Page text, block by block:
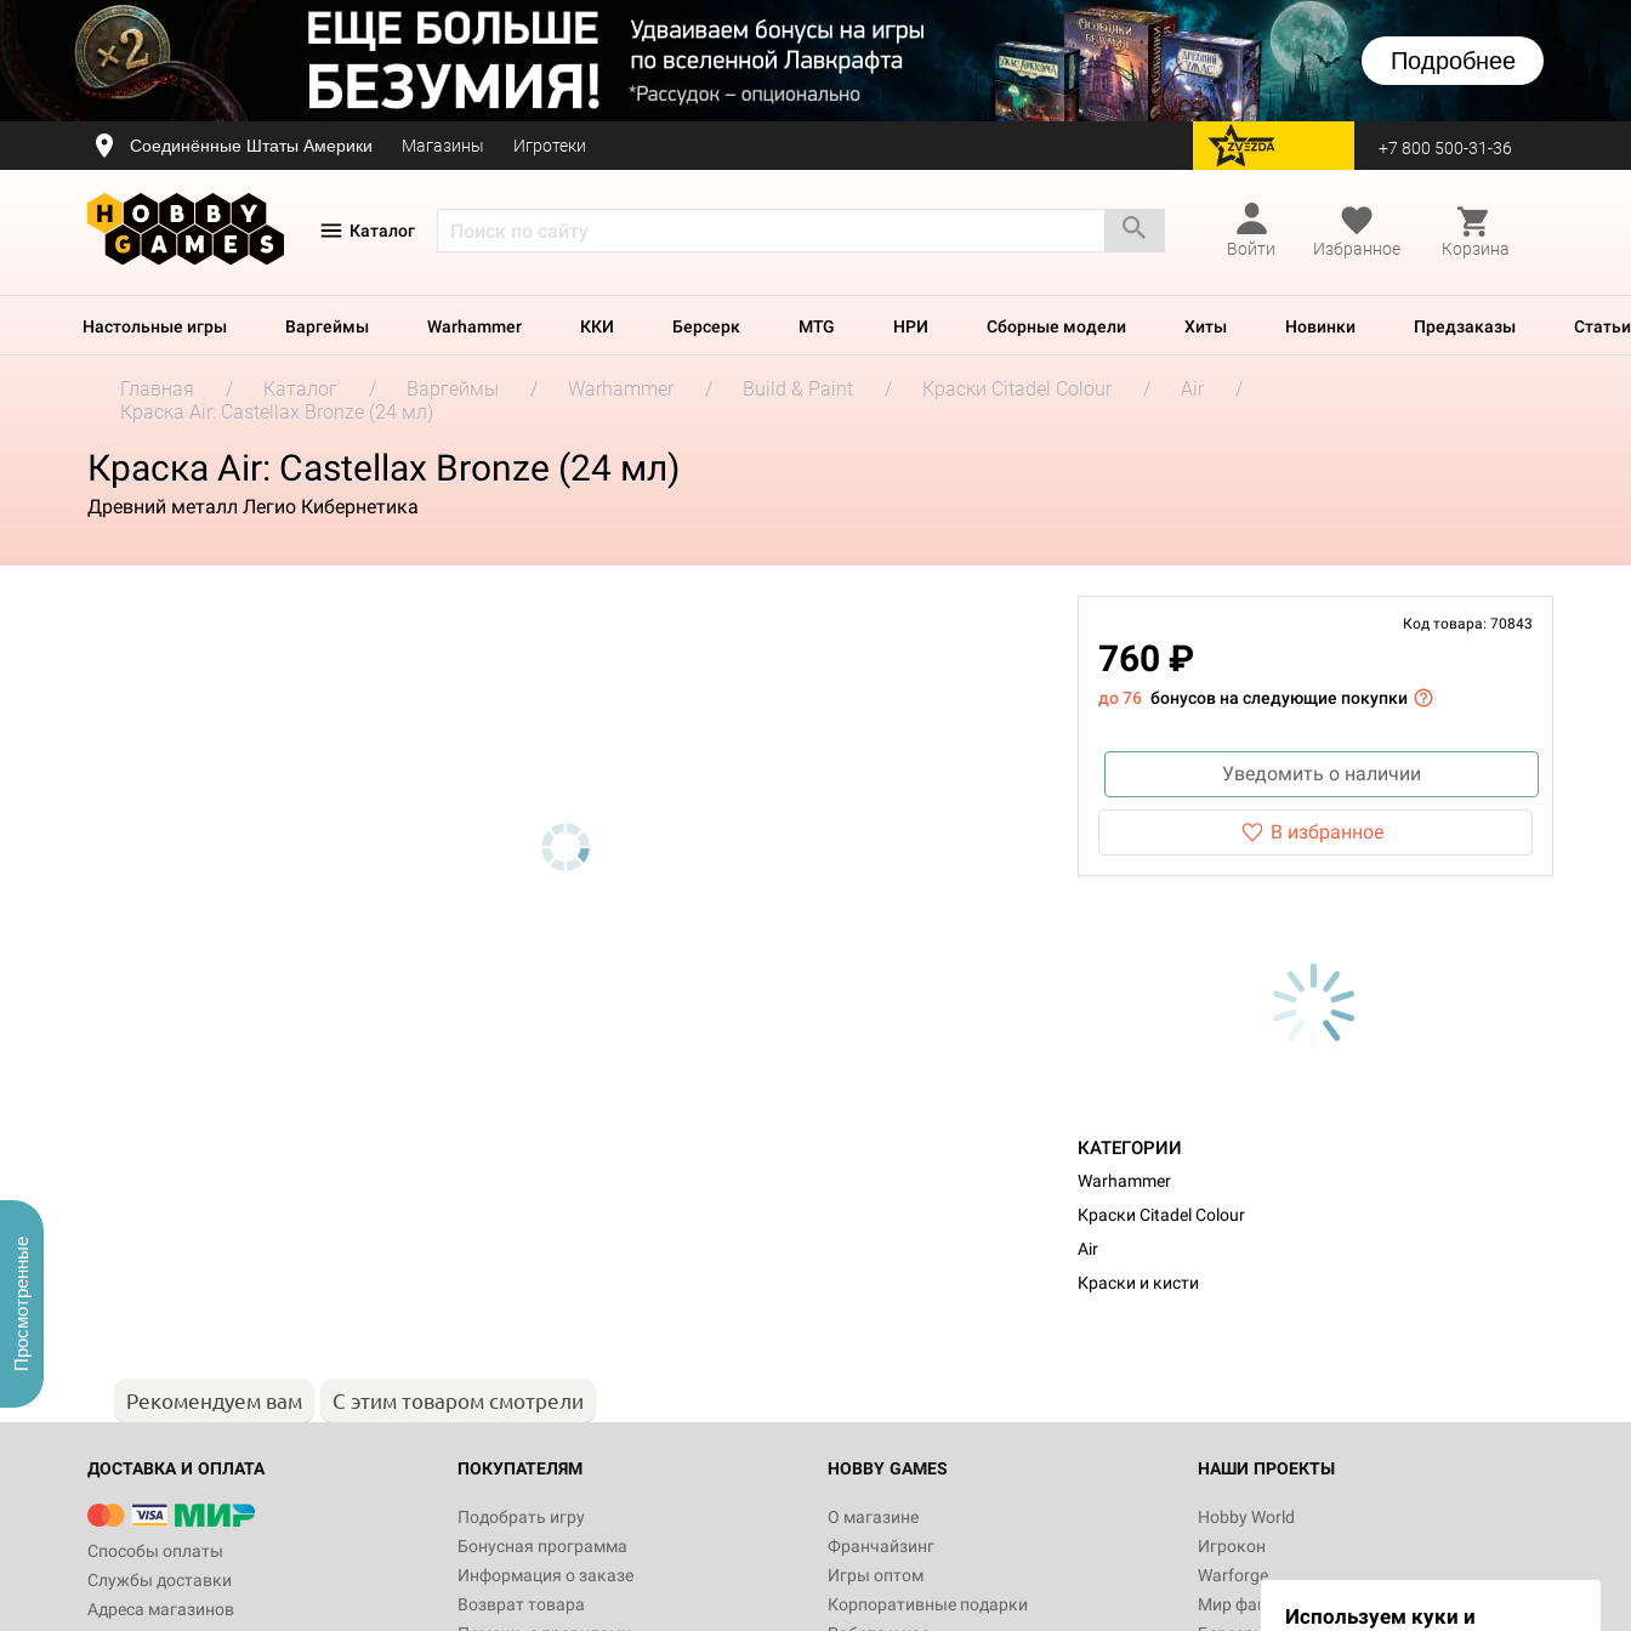
Подробнее
Соединённые Штаты Америки Магазины Игротеки перейти на Zvezda +7 800 500-31-36
Каталог
Войти
Избранное Корзина
Настольные игры Варгеймы Warhammer ККИ Берсерк MTG НРИ Сборные модели Хиты Новинки Предзаказы Статьи
Главная Каталог Варгеймы Warhammer Build & Paint Краски Citadel Colour
Air
Краска Air: Castellax Bronze (24 мл)
Краска Air: Castellax Bronze (24 мл)
Древний металл Легио Кибернетика
Код товара: 70843
760 ₽
до 76 бонусов на следующие покупки
Уведомить о наличии
В избранное
КАТЕГОРИИ
Warhammer
Краски Citadel Colour
Air
Краски и кисти
Рекомендуем вам С этим товаром смотрели
ДОСТАВКА И ОПЛАТА
Способы оплаты
Службы доставки
Адреса магазинов
ПОКУПАТЕЛЯМ
Подобрать игру
Бонусная программа
Информация о заказе
Возврат товара
HOBBY GAMES
О магазине
Франчайзинг
Игры оптом
Корпоративные подарки
НАШИ ПРОЕКТЫ
Hobby World
Игрокон
Warforge
Мир фантастикиИспользуем куки и
Просмотренные
Настольная игра Hobby World Монстры
Белая смерть
12 990
Настольная игра Hobby World Берсерк.
3 490